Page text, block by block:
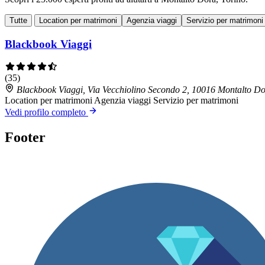
Tutte Location per matrimoni Agenzia viaggi Servizio per matrimoni
Blackbook Viaggi
(35)
Blackbook Viaggi, Via Vecchiolino Secondo 2, 10016 Montalto
Location per matrimoni Agenzia viaggi Servizio per matrimoni
Vedi profilo completo
Footer